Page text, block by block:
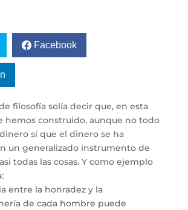
Facebook
filosofía solía decir que, en esta
hemos construido, aunque no todo
sí que el dinero se ha
un generalizado instrumento de
todas las cosas. Y como ejemplo
entre la honradez y la
de cada hombre puede